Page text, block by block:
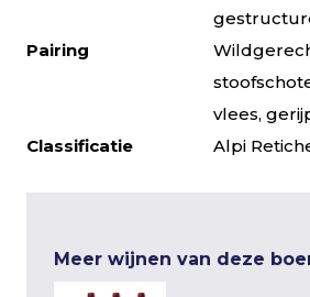
Pairing
vlees,
Classificatie
Alpi
Meer wijnen van deze